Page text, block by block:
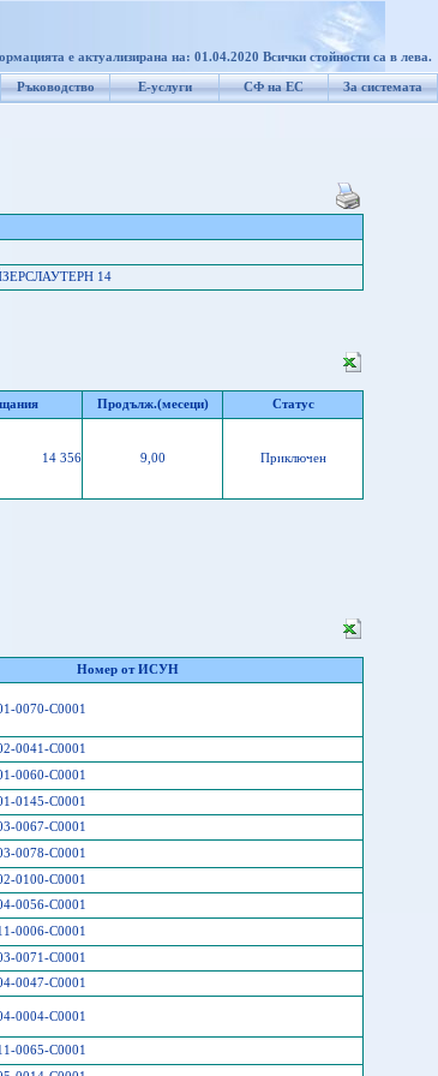
е актуализирана на: 01.04.2020 Всички стойности са в лева.
Ръководство Е-услуги СФ на ЕС За системата
14
Продълж.(месеци)
Статус
14 356 9,00 Приключен
Номер от ИСУН
0070-C0001
0041-C0001
0060-C0001
0145-C0001
0067-C0001
0078-C0001
0100-C0001
0056-C0001
0006-C0001
0071-C0001
0047-C0001
0004-C0001
0065-C0001